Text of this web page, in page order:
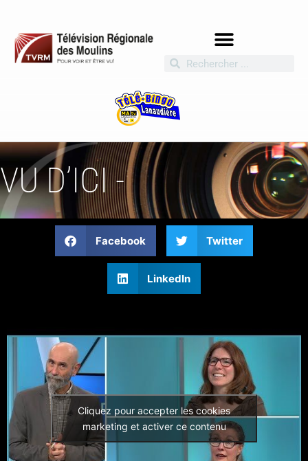
VU D’ICI -
Facebook Twitter
LinkedIn
Cliquez pour accepter les cookies
marketing et activer ce contenu